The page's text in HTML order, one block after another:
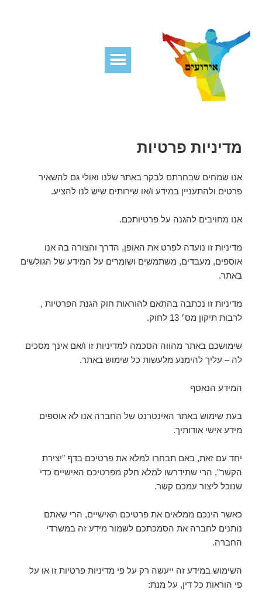
מדיניות פרטיות
אנו שמחים שבחרתם לבקר באתר שלנו ואולי גם להשאיר
פרטים ולהתעניין במידע ו/או שירותים שיש לנו להציע.
אנו מחויבים להגנה על פרטיותכם.
מדיניות זו נועדה לפרט את האופן, הדרך והצורה בה אנו
אוספים, מעבדים, משתמשים ושומרים על המידע של הגולשים
באתר.
מדיניות זו נכתבה בהתאם להוראות חוק הגנת הפרטיות ,
לרבות תיקון מס׳ 13 לחוק.
שימושכם באתר מהווה הסכמה למדיניות זו ו/אם אינך מסכים
לה – עליך להימנע מלעשות כל שימוש באתר.
המידע הנאסף
בעת שימוש באתר האינטרנט של החברה אנו לא אוספים
מידע אישי אודותיך.
יחד עם זאת, באם תבחרו למלא את פרטיכם בדף "יצירת
הקשר", הרי שתידרשו למלא חלק מפרטיכם האישיים כדי
שנוכל ליצור עמכם קשר.
כאשר הינכם ממלאים את פרטיכם האישיים, הרי שאתם
נותנים לחברה את הסמכתכם לשמור מידע זה במשרדי
החברה.
השימוש במידע זה ייעשה רק על פי מדיניות פרטיות זו או על
פי הוראות כל דין, על מנת: